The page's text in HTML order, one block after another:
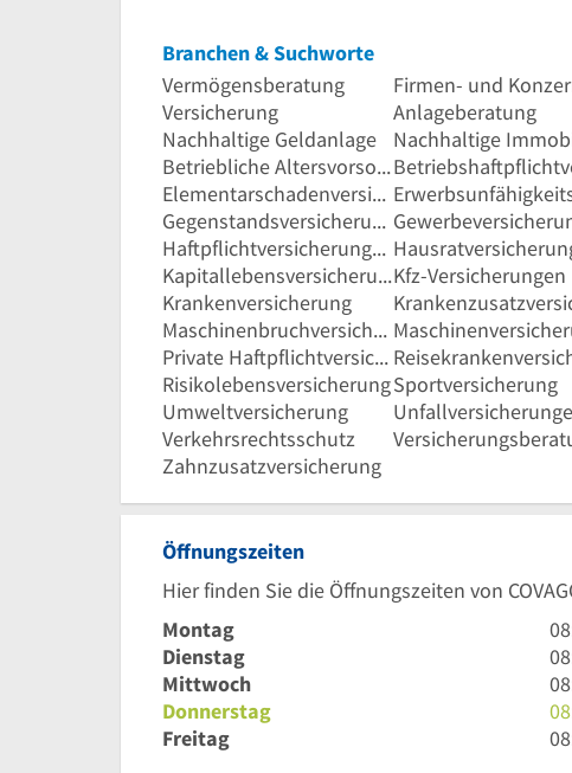
Branchen & Suchworte
Vermögensberatung
Versicherung
Anlageberatung
Nachhaltige Geldanlage
Nachhaltige
Betriebliche Altersvorsorge
Elementarschadenversicherung
Gegenstandsversicherung
Haftpflichtversicherungen
KapitallebensversicherungKfz-Versicherungen
Krankenversicherung
Maschinenbruchversicherungen
Private Haftpflichtversicherung
RisikolebensversicherungSportversicherung
Umweltversicherung
Verkehrsrechtsschutz
Zahnzusatzversicherung
Öffnungszeiten
Hier finden Sie die Öffnungszeiten von
Montag
8
17
Dienstag
8
17
Mittwoch
8
Donnerstag
8
Freitag
8